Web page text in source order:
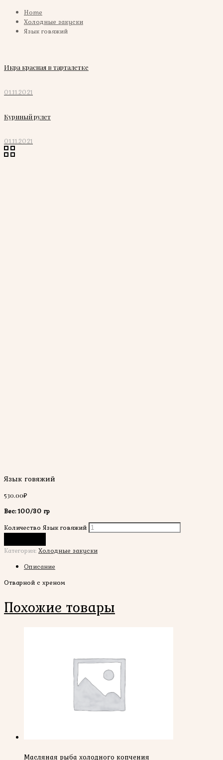
Home
Холодные закуски
Язык говяжий
Икра красная в тарталетке
01.11.2021
Куриный рулет
01.11.2021
Язык говяжий
530.00₽
Вес: 100/30 гр
Количество Язык говяжий
Категория: Холодные закуски
Описание
Отварной с хреном
Похожие товары
Масляная рыба холодного копчения